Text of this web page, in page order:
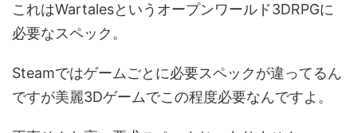
これはWartalesというオープンワールド3DRPGに
必要なスペック。
Steamではゲームごとに必要スペックが違ってるん
ですが美麗3Dゲームでこの程度必要なんですよ。